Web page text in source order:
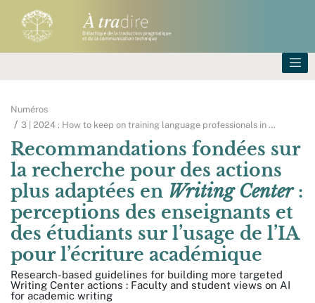
Numéros
3 | 2024 : How to keep on training language professionals in …
Recommandations fondées sur
la recherche pour des actions
plus adaptées en Writing Center:
perceptions des enseignants et
des étudiants sur l’usage de l’IA
pour l’écriture académique
Research-based guidelines for building more targeted
Writing Center actions : Faculty and student views on AI
for academic writing